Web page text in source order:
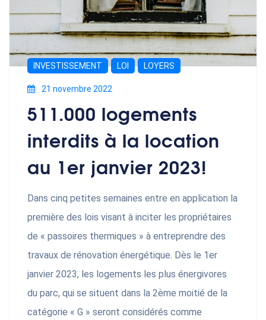
INVESTISSEMENT LOI LOYERS
21 novembre 2022
511.000 logements
interdits à la location
au 1er janvier 2023!
Dans cinq petites semaines entre en application la
première des lois visant à inciter les propriétaires
de « passoires thermiques » à entreprendre des
travaux de rénovation énergétique. Dѐs le 1er
janvier 2023, les logements les plus énergivores
du parc, qui se situent dans la 2ѐme moitié de la
catégorie « G » seront considérés comme